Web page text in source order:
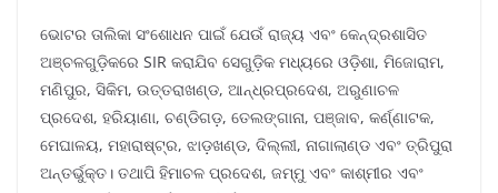
ଭୋଟର ତାଲିକା ସଂଶୋଧନ ପାଇଁ ଯେଉଁ ରାଜ୍ୟ ଏବଂ କେନ୍ଦ୍ରଶାସିତ
ଅଞ୍ଚଳଗୁଡ଼ିକରେ SIR କରାଯିବ ସେଗୁଡ଼ିକ ମଧ୍ୟରେ ଓଡ଼ିଶା, ମିଜୋରାମ,
ମଣିପୁର, ସିକିମ, ଉତ୍ତରାଖଣ୍ଡ, ଆନ୍ଧ୍ରପ୍ରଦେଶ, ଅରୁଣାଚଳ
ପ୍ରଦେଶ, ହରିୟାଣା, ଚଣ୍ଡିଗଡ଼, ତେଲଙ୍ଗାନା, ପଞ୍ଜାବ, କର୍ଣ୍ଣାଟକ,
ମେଘାଳୟ, ମହାରାଷ୍ଟ୍ର, ଝାଡ଼ଖଣ୍ଡ, ଦିଲ୍ଲୀ, ନାଗାଲାଣ୍ଡ ଏବଂ ତ୍ରିପୁରା
ଅନ୍ତର୍ଭୁକ୍ତ। ତଥାପି ହିମାଚଳ ପ୍ରଦେଶ, ଜମ୍ମୁ ଏବଂ କାଶ୍ମୀର ଏବଂ